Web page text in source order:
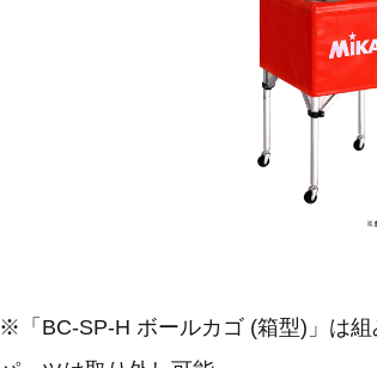
※「BC-SP-H ボールカゴ (箱型)」は